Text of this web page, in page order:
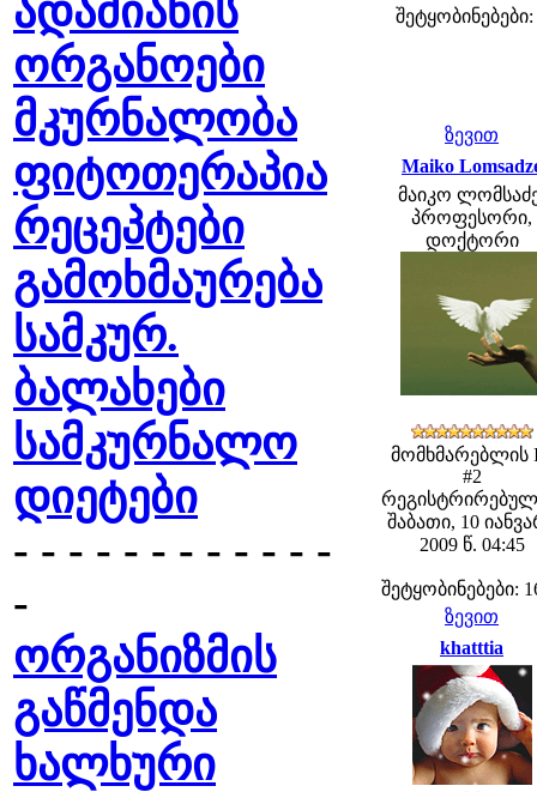
ადამიანის
ორგანოები
მკურნალობა
ფიტოთერაპია
რეცეპტები
გამოხმაურება
სამკურ.
ბალახები
სამკურნალო
დიეტები
- - - - - - - - - - - -
-
ორგანიზმის
გაწმენდა
ხალხური
შეტყობინებები:
ზევით
Maiko
მაიკო
პროფესორი,
დოქტორი
მომხმარებლის
#2
შაბათი, 10
2009 წ. 04:45
შეტყობინებები:
ზევით
khatttia